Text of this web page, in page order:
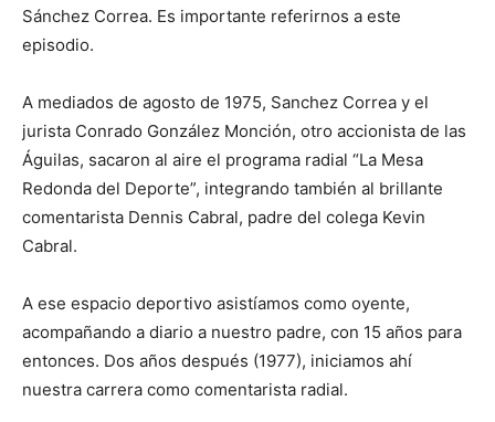
Sánchez Correa. Es importante referirnos a este
episodio.
A mediados de agosto de 1975, Sanchez Correa y el
jurista Conrado González Monción, otro accionista de las
Águilas, sacaron al aire el programa radial “La Mesa
Redonda del Deporte”, integrando también al brillante
comentarista Dennis Cabral, padre del colega Kevin
Cabral.
A ese espacio deportivo asistíamos como oyente,
acompañando a diario a nuestro padre, con 15 años para
entonces. Dos años después (1977), iniciamos ahí
nuestra carrera como comentarista radial.